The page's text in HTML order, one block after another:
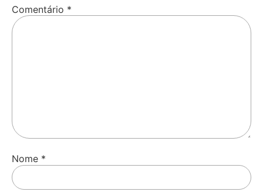
Comentário *
Nome *